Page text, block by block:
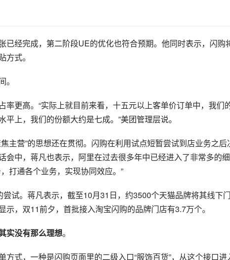
已经完成，第二阶段UE的优化也符合预期。他同时表示，闪购
式。
更高。“实际上就目前来看，十五元以上客单价订单中，我们
上，我们的份额大约是七成。”美团管理层说。
主营”的思想还在贯彻。闪购在利用试点短暂尝试到店业务之后
会中，蒋凡也表示，阿里在过去很多年中已经进入了非常多的
打通各个业务，实现协同效应。”
试。蒋凡表示，截至10月31日，约3500个天猫品牌将其线下门
，双11前夕，首批接入淘宝闪购的品牌门店有3.7万个。
实没有那么理想。
式，一种是闪购页面里的二级入口“服饰百货”，从这个接口进